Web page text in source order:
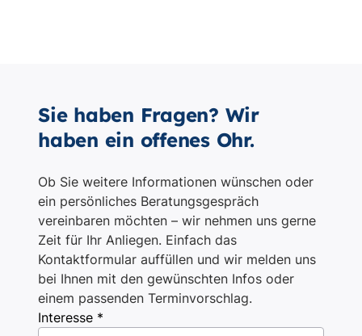
Sie haben Fragen? Wir
haben ein offenes Ohr.
Ob Sie weitere Informationen wünschen oder
ein persönliches Beratungsgespräch
vereinbaren möchten – wir nehmen uns gerne
Zeit für Ihr Anliegen. Einfach das
Kontaktformular auffüllen und wir melden uns
bei Ihnen mit den gewünschten Infos oder
einem passenden Terminvorschlag.
Interesse *